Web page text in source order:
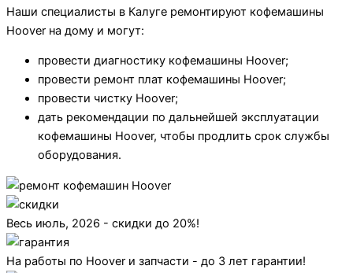
Наши специалисты в Калуге ремонтируют кофемашины
Hoover на дому и могут:
провести диагностику кофемашины Hoover;
провести ремонт плат кофемашины Hoover;
провести чистку Hoover;
дать рекомендации по дальнейшей эксплуатации
кофемашины Hoover, чтобы продлить срок службы
оборудования.
Весь июль, 2026 - скидки до 20%!
На работы по Hoover и запчасти - до 3 лет гарантии!